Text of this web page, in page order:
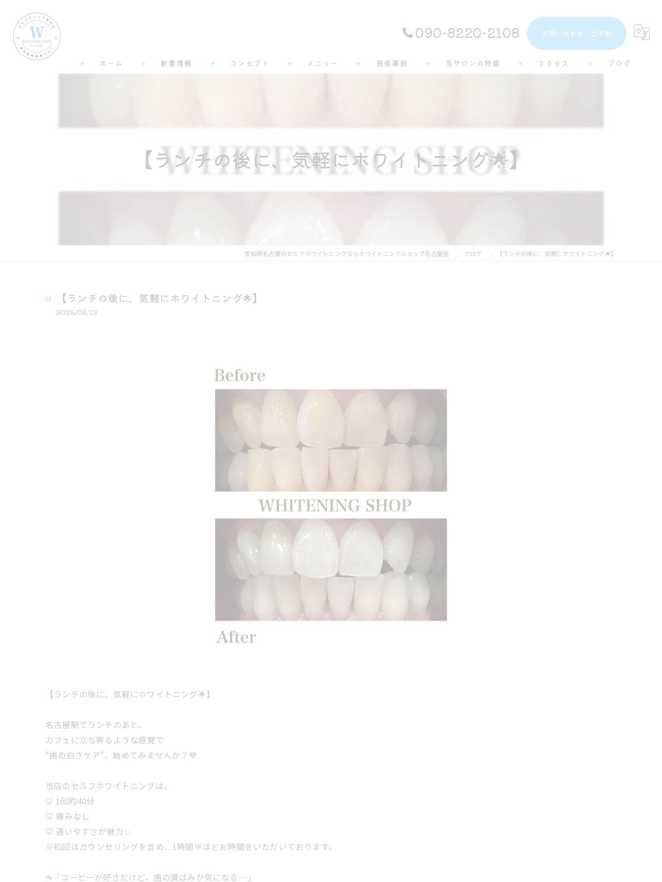
090-8220-2108 お問い合わせ・ご予約
ホーム 新着情報 コンセプト メニュー 施術事例 当サロンの特徴
半個室
アクセス ブログ
【ランチの後に、気軽にホワイトニング🌟】
愛知県名古屋のセルフホワイトニングならホワイトニングショップ名古屋店 ブログ 【ランチの後に、気軽にホワイトニング🌟】
【ランチの後に、気軽にホワイトニング🌟】
2025/06/13
【ランチの後に、気軽にホワイトニング🌟】
名古屋駅でランチのあと、
カフェに立ち寄るような感覚で
“歯の白さケア”、始めてみませんか？💙
当店のセルフホワイトニングは、
🦷 1回約40分
🦷 痛みなし
🦷 通いやすさが魅力✨
※初回はカウンセリングを含め、1時間半ほどお時間をいただいております。
☕「コーヒーが好きだけど、歯の黄ばみが気になる…」